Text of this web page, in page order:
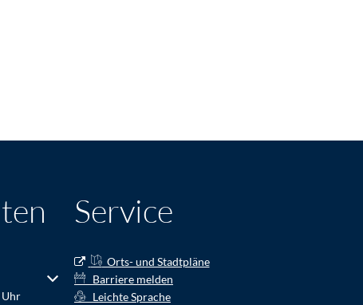
Schließzeiten auszublenden
Uhr
Service
Orts- und Stadtpläne
Barriere melden
Leichte Sprache